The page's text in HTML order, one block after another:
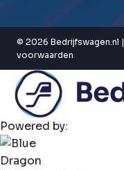
© 2026 Bedrijfswagen.nl |
voorwaarden
Powered by: